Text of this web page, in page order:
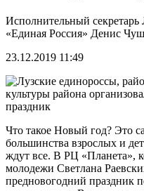
Исполнительный секретарь
«Единая Россия» Денис
23.12.2019 11:49
Что такое Новый год? Это
большинства взрослых и
ждут все. В РЦ «Планета»,
молодежи Светлана
предновогодний праздник